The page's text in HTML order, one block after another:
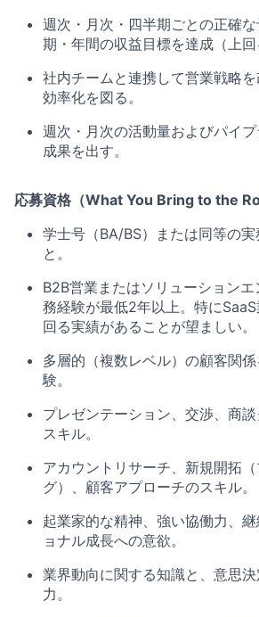
週次・月次・四半期ごとの正確
期・年間の収益目標を達成（上回
社内チームと連携して営業戦略
効率化を図る。
週次・月次の活動量およびパイ
成果を出す。
応募資格（What You Bring to the
学士号（BA/BS）または同等の実
と。
B2B営業またはソリューション
務経験が最低2年以上。特に
回る実績があることが望ましい。
多層的（複数レベル）の顧客関
験。
プレゼンテーション、交渉、商
スキル。
アカウントリサーチ、新規開拓
グ）、顧客アプローチのスキル。
起業家的な精神、強い協働力、
ョナル成長への意欲。
業界動向に関する知識と、意思
力。